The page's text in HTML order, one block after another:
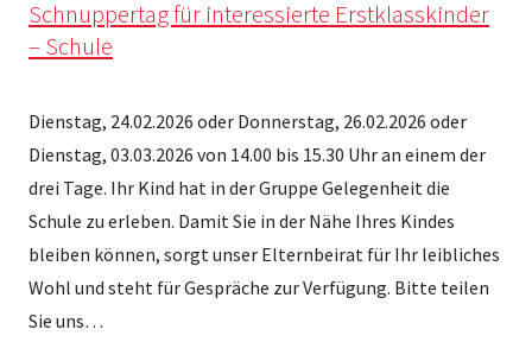
Schnuppertag für interessierte Erstklasskinder
– Schule
Dienstag, 24.02.2026 oder Donnerstag, 26.02.2026 oder
Dienstag, 03.03.2026 von 14.00 bis 15.30 Uhr an einem der
drei Tage. Ihr Kind hat in der Gruppe Gelegenheit die
Schule zu erleben. Damit Sie in der Nähe Ihres Kindes
bleiben können, sorgt unser Elternbeirat für Ihr leibliches
Wohl und steht für Gespräche zur Verfügung. Bitte teilen
Sie uns…